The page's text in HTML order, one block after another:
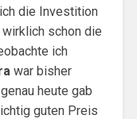
die Investition
schon die
ich
war bisher
heute gab
guten Preis